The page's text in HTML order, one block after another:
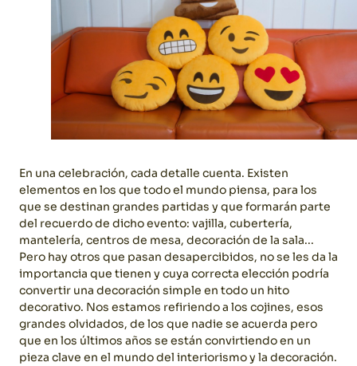
En una celebración, cada detalle cuenta. Existen
elementos en los que todo el mundo piensa, para los
que se destinan grandes partidas y que formarán parte
del recuerdo de dicho evento: vajilla, cubertería,
mantelería, centros de mesa, decoración de la sala...
Pero hay otros que pasan desapercibidos, no se les da la
importancia que tienen y cuya correcta elección podría
convertir una decoración simple en todo un hito
decorativo. Nos estamos refiriendo a los cojines, esos
grandes olvidados, de los que nadie se acuerda pero
que en los últimos años se están convirtiendo en un
pieza clave en el mundo del interiorismo y la decoración.